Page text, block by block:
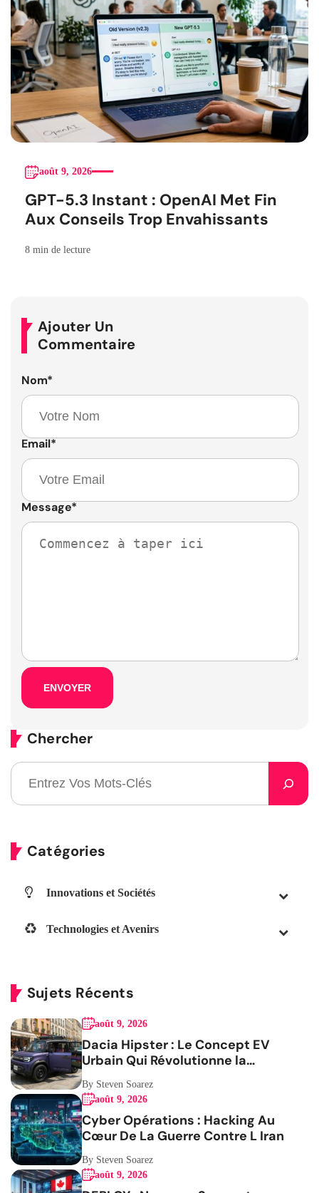
août 9, 2026
GPT-5.3 Instant : OpenAI Met Fin
Aux Conseils Trop Envahissants
8 min de lecture
Ajouter Un
Commentaire
Nom*
Email*
Message*
Chercher
Catégories
Innovations et Sociétés
Technologies et Avenirs
Sujets Récents
août 9, 2026
Dacia Hipster : Le Concept EV
Urbain Qui Révolutionne la
Mobilité
By Steven Soarez
août 9, 2026
Cyber Opérations : Hacking Au
Cœur De La Guerre Contre L Iran
By Steven Soarez
août 9, 2026